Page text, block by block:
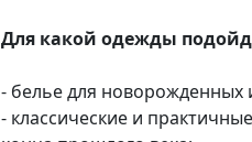
Для какой одежды
- белье для новорожденных
- классические и